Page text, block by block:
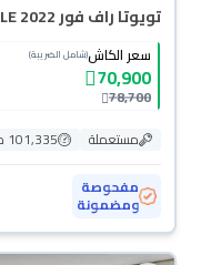
تويوتا راف فور LE 2022
سعر الكاش(شامل الضريبة)
70,900
78,700
مستعملة
101,335 كم
مفحوصة
ومضمونة